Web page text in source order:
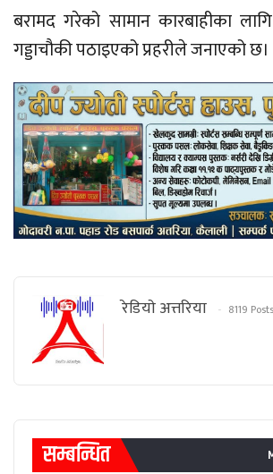
बरामद गरेको सामान कारबाहीका
गड्डाचौकी पठाइएको प्रहरीले जनाएको छ।
रेडियाे अत्तरिया 8119 Posts
सम्बन्धित